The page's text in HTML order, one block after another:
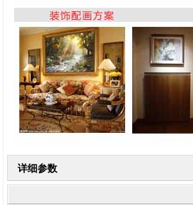
详细参数